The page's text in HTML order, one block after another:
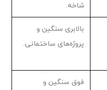
شاخه.
بالابری سنگین و
پروژه‌های ساختمانی.
فوق سنگین و